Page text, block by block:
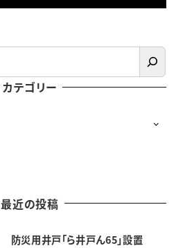
カテゴリー
最近の投稿
防災用井戸「ら井戸ん65」設置